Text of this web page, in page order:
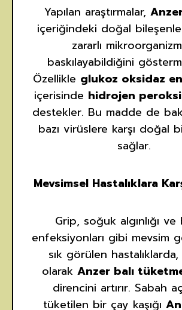
Yapılan araştırmalar,
içeriğindeki doğal
zararlı
baskılayabildiğini
Özellikle glukoz oksidaz
içerisinde hidrojen
destekler. Bu madde de
bazı virüslere karşı doğal
sağlar.
Mevsimsel Hastalıklara
Grip, soğuk algınlığı
enfeksiyonları gibi mevsim
sık görülen
olarak Anzer balı
direncini artırır. Sabah
tüketilen bir çay kaşığı